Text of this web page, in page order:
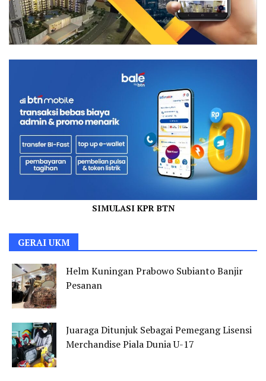
SIMULASI KPR BTN
GERAI UKM
Helm Kuningan Prabowo Subianto Banjir
Pesanan
Juaraga Ditunjuk Sebagai Pemegang Lisensi
Merchandise Piala Dunia U-17